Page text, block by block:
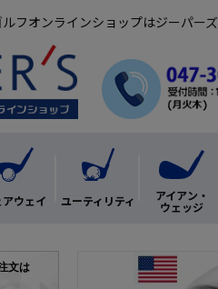
フオンラインショップはジーパーズ
アウェイ ユーティリティ アイアン・
ウェッジ